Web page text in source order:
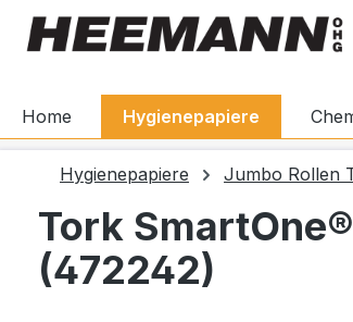
Zur Hauptnavigation springen
Home Hygienepapiere
Hygienepapiere Jumbo Rollen
Tork
(472242)